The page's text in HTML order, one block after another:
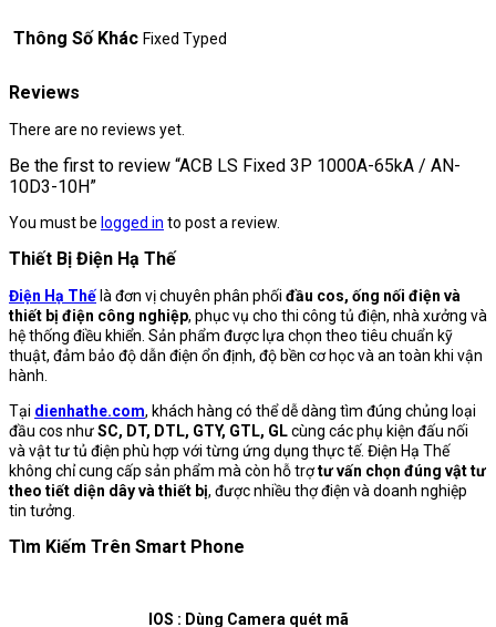
Thông Số Khác Fixed Typed
Reviews
There are no reviews yet.
Be the first to review “ACB LS Fixed 3P 1000A-65kA / AN-
10D3-10H”
You must be logged in to post a review.
Thiết Bị Điện Hạ Thế
Điện Hạ Thế là đơn vị chuyên phân phối đầu cos, ống nối điện và
thiết bị điện công nghiệp, phục vụ cho thi công tủ điện, nhà xưởng và
hệ thống điều khiển. Sản phẩm được lựa chọn theo tiêu chuẩn kỹ
thuật, đảm bảo độ dẫn điện ổn định, độ bền cơ học và an toàn khi vận
hành.
Tại dienhathe.com, khách hàng có thể dễ dàng tìm đúng chủng loại
đầu cos nhưSC, DT, DTL, GTY, GTL, GLcùng các phụ kiện đấu nối
và vật tư tủ điện phù hợp với từng ứng dụng thực tế. Điện Hạ Thế
không chỉ cung cấp sản phẩm mà còn hỗ trợtư vấn chọn đúng vật tư
theo tiết diện dây và thiết bị, được nhiều thợ điện và doanh nghiệp
tin tưởng.
Tìm Kiếm Trên Smart Phone
IOS : Dùng Camera quét mã